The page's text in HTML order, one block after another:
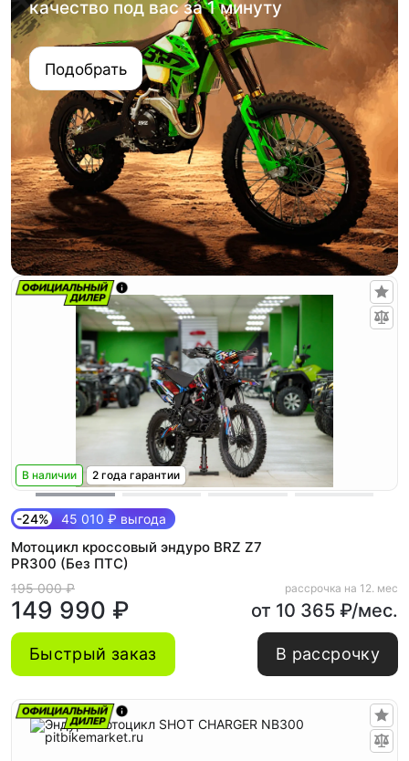
качество под вас за 1 минуту
Подобрать
В наличии 2 года гарантии
-24% 45 010 ₽ выгода
Мотоцикл кроссовый эндуро BRZ Z7
PR300 (Без ПТС)
195 000 ₽
149 990 ₽
рассрочка на 12. мес
от 10 365 ₽/мес.
Быстрый заказ В рассрочку